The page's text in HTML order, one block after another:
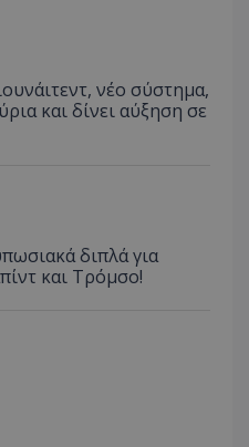
νέο σύστημα,
και δίνει αύξηση σε
διπλά για
και Τρόμσο!